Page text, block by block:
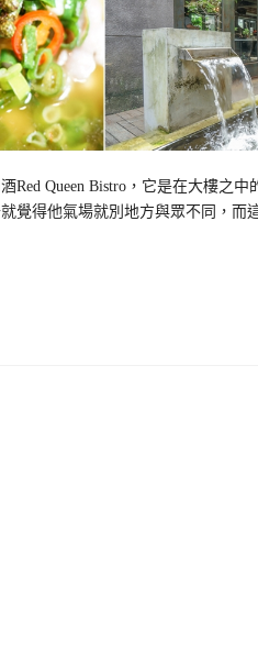
Red Queen Bistro，它是在大樓之
覺得他氣場就別地方與眾不同，而